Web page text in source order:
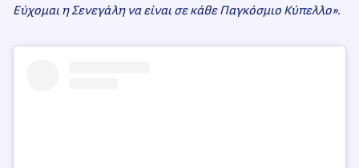
Εύχομαι η Σενεγάλη να είναι σε κάθε Παγκόσμιο Κύπελλο».